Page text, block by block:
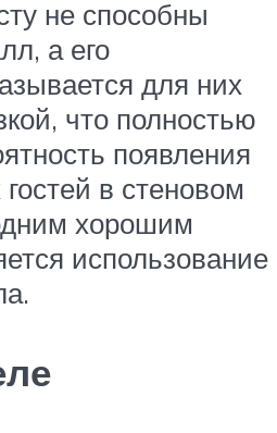
не способны
а его
для них
что полностью
появления
в стеновом
хорошим
использование